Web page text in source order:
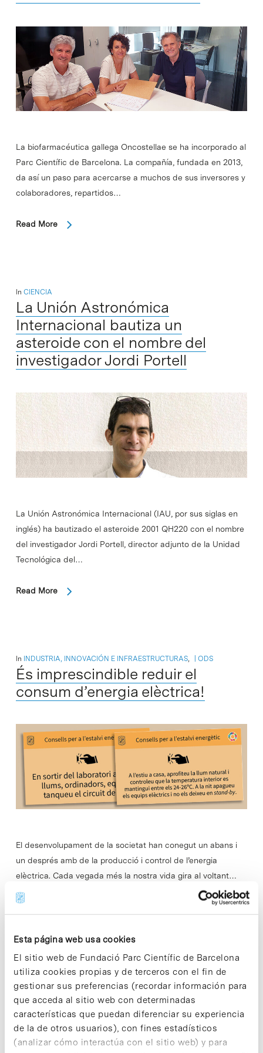
Esta página web usa cookies
El sitio web de Fundació Parc Científic de Barcelona
utiliza cookies propias y de terceros con el fin de
gestionar sus preferencias (recordar información para
que acceda al sitio web con determinadas
características que puedan diferenciar su experiencia
de la de otros usuarios), con fines estadísticos
(analizar cómo interactúa con el sitio web) y para
La biofarmacéutica gallega Oncostellae se ha incorporado al
Parc Científic de Barcelona. La compañía, fundada en 2013,
da así un paso para acercarse a muchos de sus inversores y
colaboradores, repartidos…
Read More
In CIENCIA
La Unión Astronómica
Internacional bautiza un
asteroide con el nombre del
investigador Jordi Portell
La Unión Astronómica Internacional (IAU, por sus siglas en
inglés) ha bautizado el asteroide 2001 QH220 con el nombre
del investigador Jordi Portell, director adjunto de la Unidad
Tecnológica del…
Read More
In INDUSTRIA, INNOVACIÓN E INFRAESTRUCTURAS, ODS
És imprescindible reduir el
consum d’energia elèctrica!
El desenvolupament de la societat han conegut un abans i
un després amb de la producció i control de l’energia
elèctrica. Cada vegada més la nostra vida gira al voltant…
Read More
InCIENCIA
El IRB Barcelona revela en
‘Science’ el papel clave de la
Mitofusina 2 para garantizar
funciones celulares vitale